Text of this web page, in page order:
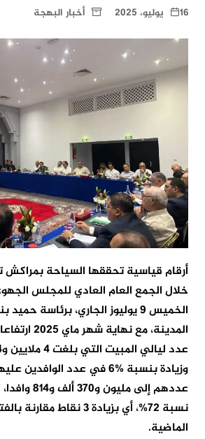
16 يوليو، 2025 أخبار البهجة
أرقام قياسية تحققها السياحة
خلال الجمع العام العادي للمجلس
الخميس 9 يوليوز الجاري، برئاسة
وزيادة بنسبة %6 في عدد
عددهم إلى
نسبة 72%، أي بزيادة 3
الماضية.